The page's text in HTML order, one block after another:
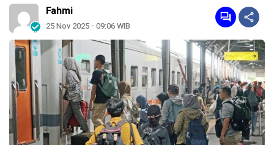
Fahmi
25 Nov 2025 - 09:06 WIB